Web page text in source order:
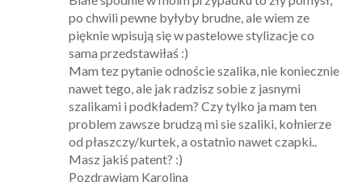
po chwili pewne byłyby brudne, ale wiem ze
pięknie wpisują się w pastelowe stylizacje co
sama przedstawiłaś :)
Mam tez pytanie odnoście szalika, nie koniecznie
nawet tego, ale jak radzisz sobie z jasnymi
szalikami i podkładem? Czy tylko ja mam ten
problem zawsze brudzą mi sie szaliki, kołnierze
od płaszczy/kurtek, a ostatnio nawet czapki..
Masz jakiś patent? :)
Pozdrawiam Karolina